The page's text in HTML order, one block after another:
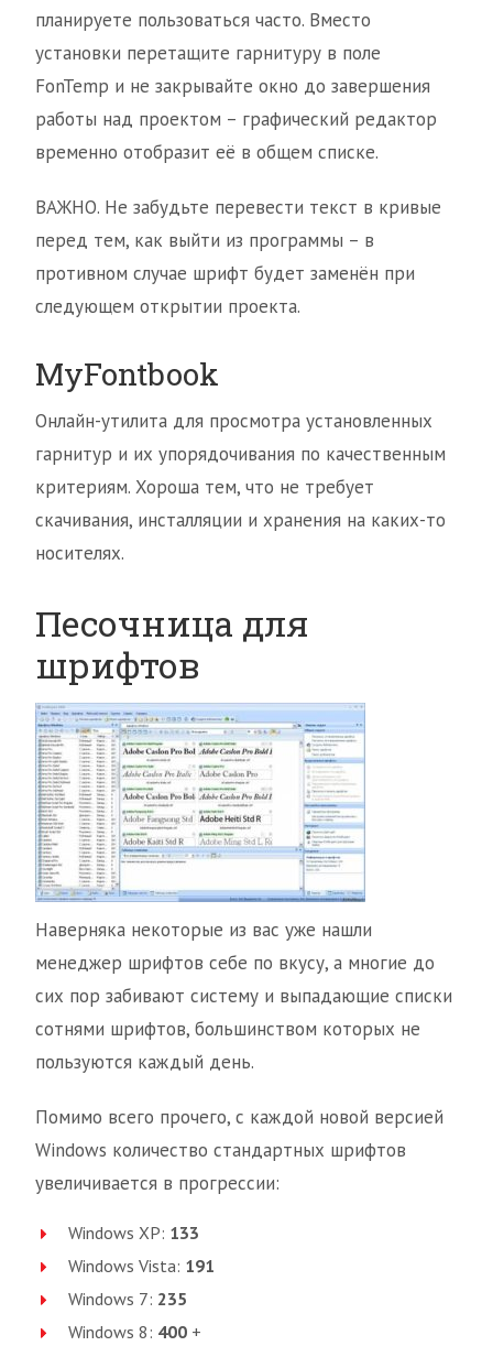
планируете пользоваться часто. Вместо
установки перетащите гарнитуру в поле
FonTemp и не закрывайте окно до завершения
работы над проектом – графический редактор
временно отобразит её в общем списке.
ВАЖНО. Не забудьте перевести текст в кривые
перед тем, как выйти из программы – в
противном случае шрифт будет заменён при
следующем открытии проекта.
MyFontbook
Онлайн-утилита для просмотра установленных
гарнитур и их упорядочивания по качественным
критериям. Хороша тем, что не требует
скачивания, инсталляции и хранения на каких-то
носителях.
Песочница для
шрифтов
Наверняка некоторые из вас уже нашли
менеджер шрифтов себе по вкусу, а многие до
сих пор забивают систему и выпадающие списки
сотнями шрифтов, большинством которых не
пользуются каждый день.
Помимо всего прочего, с каждой новой версией
Windows количество стандартных шрифтов
увеличивается в прогрессии:
Windows XP: 133
Windows Vista: 191
Windows 7: 235
Windows 8: 400 +